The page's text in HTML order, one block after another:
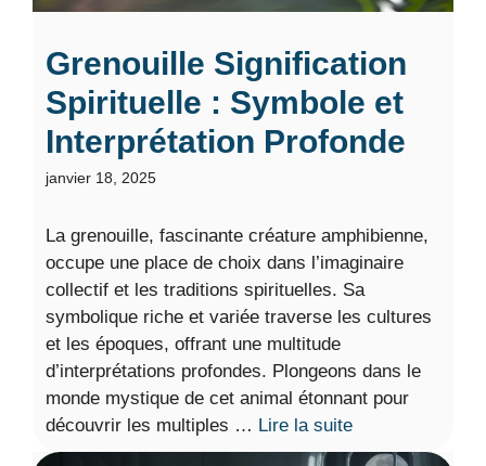
Grenouille Signification
Spirituelle : Symbole et
Interprétation Profonde
janvier 18, 2025
La grenouille, fascinante créature amphibienne,
occupe une place de choix dans l’imaginaire
collectif et les traditions spirituelles. Sa
symbolique riche et variée traverse les cultures
et les époques, offrant une multitude
d’interprétations profondes. Plongeons dans le
monde mystique de cet animal étonnant pour
découvrir les multiples … Lire la suite